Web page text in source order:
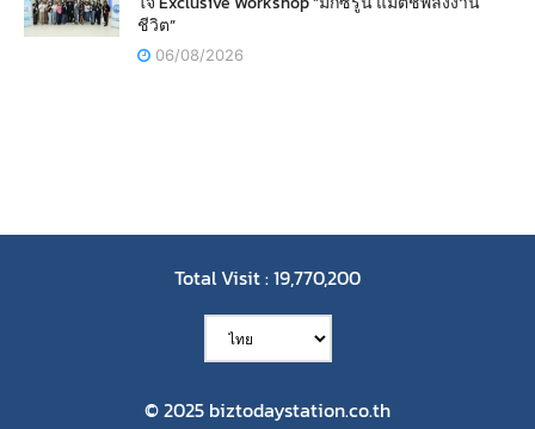
ชีวิต”
06/08/2026
© 2025 biztodaystation.co.th
Total Visit : 19,770,200